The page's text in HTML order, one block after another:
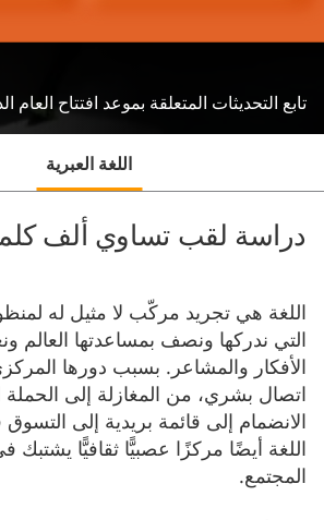
تابع التحديثات المتعلقة بموعد افتتاح العام
اللغة العبرية
دراسة لقب تساوي ألف
اللغة هي تجريد مركّب لا مثيل له
التي ندركها ونصف بمساعدتها العالم
الأفكار والمشاعر. بسبب دورها
اتصال بشري، من المغازلة إلى الحملة
الانضمام إلى قائمة بريدية إلى
اللغة أيضًا مركزًا عصبيًّا ثقافيًّا
المجتمع.